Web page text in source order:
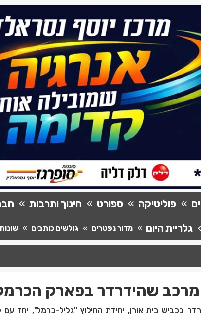
פוליטיקה ספורט חינוך ותרבות
גלריית היום מדור נפטרים גולשים כותבים שונות
מרכב שהידרדר בפארק
בכביש בית אורן, יחידת החילוץ "גליל-כרמל", יחד